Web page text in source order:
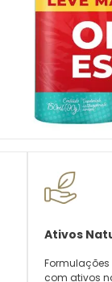
Ativos
com ativos